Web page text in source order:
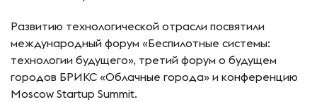
Развитию технологической отрасли посвятили
международный форум «Беспилотные системы:
технологии будущего», третий форум о будущем
городов БРИКС «Облачные города» и конференцию
Moscow Startup Summit.